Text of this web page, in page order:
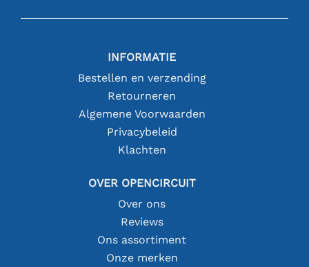
INFORMATIE
Bestellen en verzending
Retourneren
Algemene Voorwaarden
Privacybeleid
Klachten
OVER OPENCIRCUIT
Over ons
Reviews
Ons assortiment
Onze merken